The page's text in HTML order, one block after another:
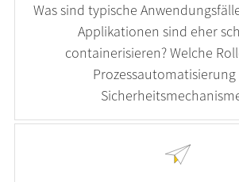
Was sind typische
Applikationen sind eher
containerisieren? Welche